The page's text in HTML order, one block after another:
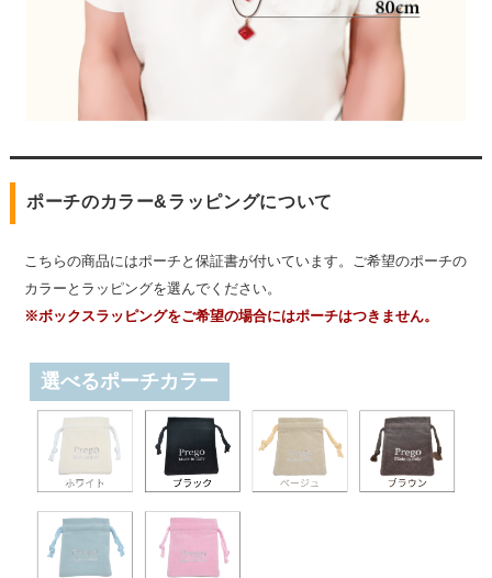
ポーチのカラー&ラッピングについて
こちらの商品にはポーチと保証書が付いています。ご希望のポーチの
カラーとラッピングを選んでください。
※ボックスラッピングをご希望の場合にはポーチはつきません。
選べるポーチカラー